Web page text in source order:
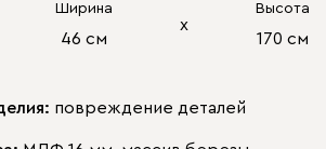
Ширина
46 см
х
Высота
170 см
повреждение деталей